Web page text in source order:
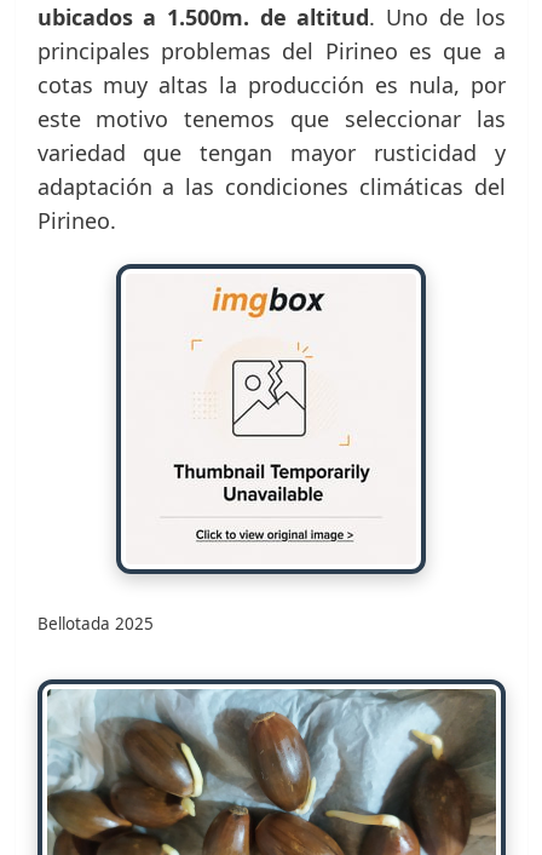
ubicados a 1.500m. de altitud. Uno de los
principales problemas del Pirineo es que a
cotas muy altas la producción es nula, por
este motivo tenemos que seleccionar las
variedad que tengan mayor rusticidad y
adaptación a las condiciones climáticas del
Pirineo.
Bellotada 2025